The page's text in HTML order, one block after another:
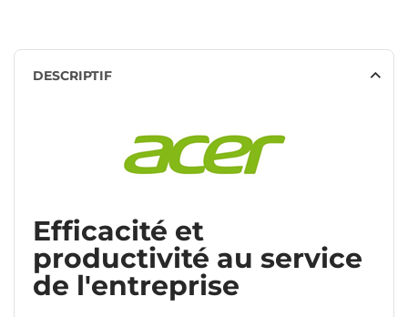
DESCRIPTIF
Efficacité et
productivité au service
de l'entreprise